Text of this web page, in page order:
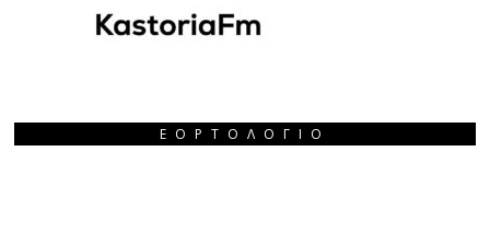
ΕΟΡΤΟΛΌΓΙΟ